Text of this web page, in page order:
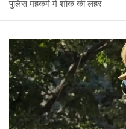
पुलिस महकमे में शोक की लहर